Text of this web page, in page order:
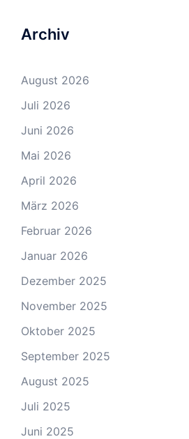
Archiv
August 2026
Juli 2026
Juni 2026
Mai 2026
April 2026
März 2026
Februar 2026
Januar 2026
Dezember 2025
November 2025
Oktober 2025
September 2025
August 2025
Juli 2025
Juni 2025